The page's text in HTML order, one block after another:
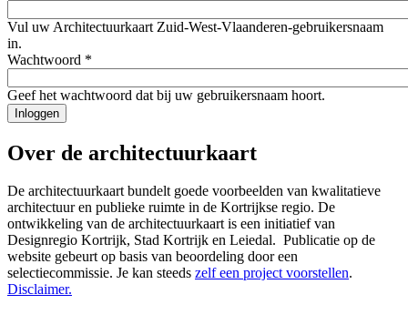
Vul uw Architectuurkaart Zuid-West-Vlaanderen-gebruikersnaam
in.
Wachtwoord *
Geef het wachtwoord dat bij uw gebruikersnaam hoort.
Over de architectuurkaart
De architectuurkaart bundelt goede voorbeelden van kwalitatieve
architectuur en publieke ruimte in de Kortrijkse regio. De
ontwikkeling van de architectuurkaart is een initiatief van
Designregio Kortrijk, Stad Kortrijk en Leiedal. Publicatie op de
website gebeurt op basis van beoordeling door een
selectiecommissie. Je kan steeds zelf een project voorstellen.
Disclaimer.